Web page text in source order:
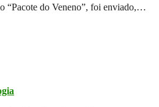
“Pacote do Veneno”, foi enviado,…